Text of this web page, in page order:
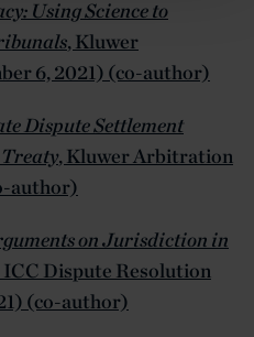
Using Science to
, Kluwer
6, 2021) (co-author)
Dispute Settlement
, Kluwer Arbitration
author)
on Jurisdiction in
ICC Dispute Resolution
(co-author)